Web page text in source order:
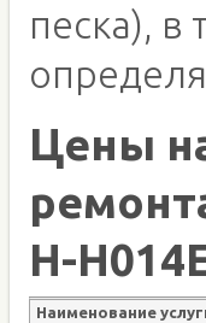
песка), в
Цены
H-
Наименование